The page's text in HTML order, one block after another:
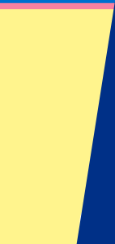
Royal
3 mai 2026 à 16:00
Antwerpen,
Royal